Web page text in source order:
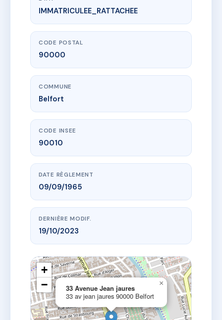
www.vme.plus/AF6523211
33 Avenue Jean jaures
33 av jean jaures
IMMATRICULEE_RATTACHEE
CODE POSTAL
90000
COMMUNE
Belfort
CODE INSEE
90010
DATE RÈGLEMENT
09/09/1965
DERNIÈRE MODIF.
19/10/2023
33 Avenue Jean jaures
33 av jean jaures 90000 Belfort
×
+
−